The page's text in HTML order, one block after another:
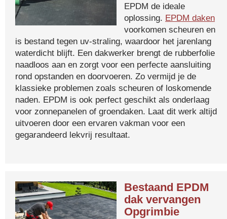
EPDM de ideale
oplossing. EPDM daken
voorkomen scheuren en
is bestand tegen uv-straling, waardoor het jarenlang
waterdicht blijft. Een dakwerker brengt de rubberfolie
naadloos aan en zorgt voor een perfecte aansluiting
rond opstanden en doorvoeren. Zo vermijd je de
klassieke problemen zoals scheuren of loskomende
naden. EPDM is ook perfect geschikt als onderlaag
voor zonnepanelen of groendaken. Laat dit werk altijd
uitvoeren door een ervaren vakman voor een
gegarandeerd lekvrij resultaat.
Bestaand EPDM
dak vervangen
Opgrimbie